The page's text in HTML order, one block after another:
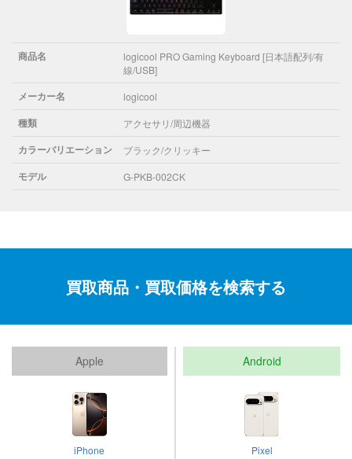
商品名
logicool PRO Gaming Keyboard [日本語配列/有
線/USB]
メーカー名 logicool
種類 アクセサリ/周辺機器
カラーバリエーション ブラック/クリッキー
モデル G-PKB-002CK
買取商品・買取価格を検索する
Apple
iPhone
Android
Pixel